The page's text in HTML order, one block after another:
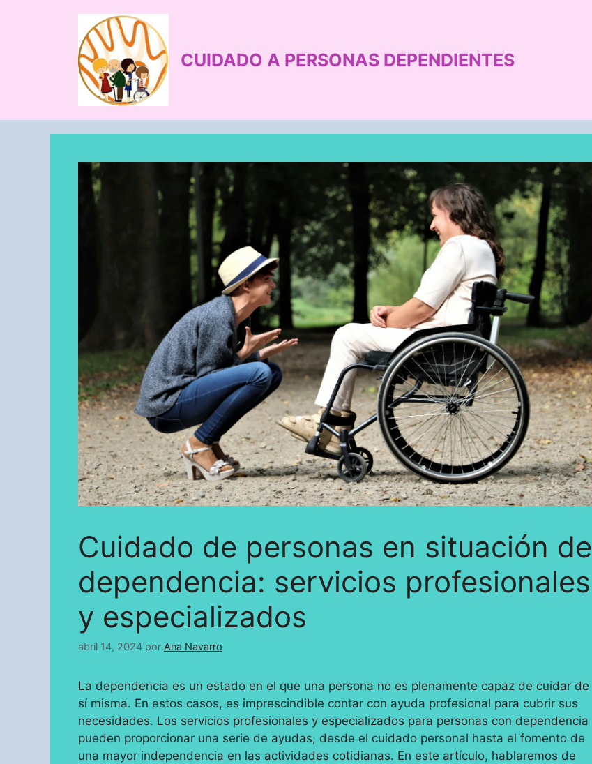
CUIDADO A PERSONAS DEPENDIENTES
Cuidado de personas en situación de
dependencia: servicios profesionales
y especializados
abril 14, 2024 por Ana Navarro
La dependencia es un estado en el que una persona no es plenamente capaz de cuidar de
sí misma. En estos casos, es imprescindible contar con ayuda profesional para cubrir sus
necesidades. Los servicios profesionales y especializados para personas con dependencia
pueden proporcionar una serie de ayudas, desde el cuidado personal hasta el fomento de
una mayor independencia en las actividades cotidianas. En este artículo, hablaremos de